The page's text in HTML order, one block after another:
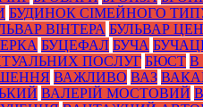
БУДИНОК СІМЕЙНОГО
ВІНТЕРА БУЛЬВАР
БУЦЕФАЛ БУЧА
ПОСЛУГ БЮСТ В
ВАЖЛИВО ВАЗ
ВАЛЕРІЙ МОСТОВИЙ